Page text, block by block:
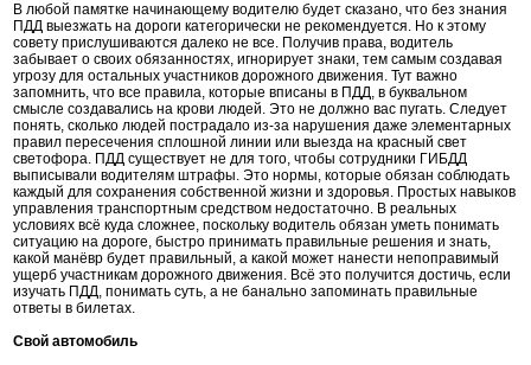
В любой памятке начинающему водителю будет сказано, что без знания
ПДД выезжать на дороги категорически не рекомендуется. Но к этому
совету прислушиваются далеко не все. Получив права, водитель
забывает о своих обязанностях, игнорирует знаки, тем самым создавая
угрозу для остальных участников дорожного движения. Тут важно
запомнить, что все правила, которые вписаны в ПДД, в буквальном
смысле создавались на крови людей. Это не должно вас пугать. Следует
понять, сколько людей пострадало из-за нарушения даже элементарных
правил пересечения сплошной линии или выезда на красный свет
светофора. ПДД существует не для того, чтобы сотрудники ГИБДД
выписывали водителям штрафы. Это нормы, которые обязан соблюдать
каждый для сохранения собственной жизни и здоровья. Простых навыков
управления транспортным средством недостаточно. В реальных
условиях всё куда сложнее, поскольку водитель обязан уметь понимать
ситуацию на дороге, быстро принимать правильные решения и знать,
какой манёвр будет правильный, а какой может нанести непоправимый
ущерб участникам дорожного движения. Всё это получится достичь, если
изучать ПДД, понимать суть, а не банально запоминать правильные
ответы в билетах.
Свой автомобиль